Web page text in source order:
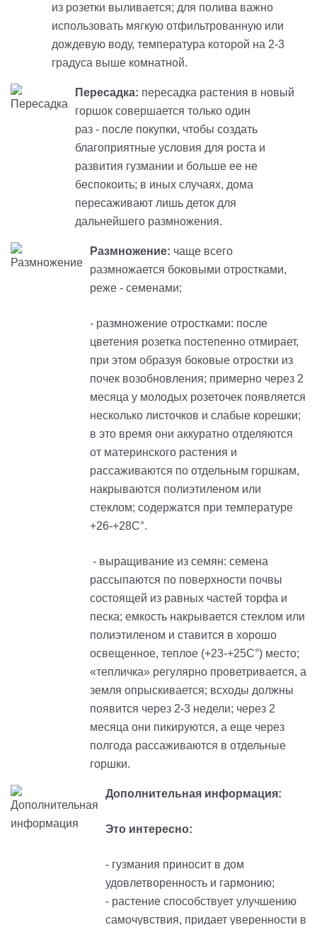
из розетки выливается; для полива важно
использовать мягкую отфильтрованную или
дождевую воду, температура которой на 2-3
градуса выше комнатной.
Пересадка: пересадка растения в новый
горшок совершается только один
раз - после покупки, чтобы создать
благоприятные условия для роста и
развития гузмании и больше ее не
беспокоить; в иных случаях, дома
пересаживают лишь деток для
дальнейшего размножения.
Размножение: чаще всего
размножается боковыми отростками,
реже - семенами;
- размножение отростками: после
цветения розетка постепенно отмирает,
при этом образуя боковые отростки из
почек возобновления; примерно через 2
месяца у молодых розеточек появляется
несколько листочков и слабые корешки;
в это время они аккуратно отделяются
от материнского растения и
рассаживаются по отдельным горшкам,
накрываются полиэтиленом или
стеклом; содержатся при температуре
+26-+28С°.
- выращивание из семян: семена
рассыпаются по поверхности почвы
состоящей из равных частей торфа и
песка; емкость накрывается стеклом или
полиэтиленом и ставится в хорошо
освещенное, теплое (+23-+25С°) место;
«тепличка» регулярно проветривается, а
земля опрыскивается; всходы должны
появится через 2-3 недели; через 2
месяца они пикируются, а еще через
полгода рассаживаются в отдельные
горшки.
Дополнительная информация:
Это интересно:
- гузмания приносит в дом
удовлетворенность и гармонию;
- растение способствует улучшению
самочувствия, придает уверенности в